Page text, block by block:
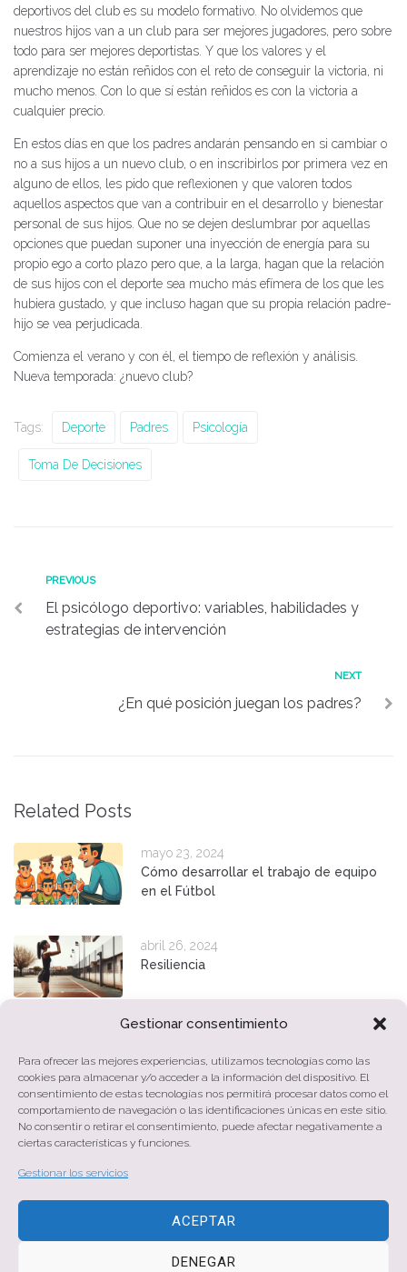
Gestionar consentimiento
Para ofrecer las mejores experiencias, utilizamos tecnologías como las
cookies para almacenar y/o acceder a la información del dispositivo. El
consentimiento de estas tecnologías nos permitirá procesar datos como el
comportamiento de navegación o las identificaciones únicas en este sitio.
No consentir o retirar el consentimiento, puede afectar negativamente a
ciertas características y funciones.
Gestionar los servicios
ACEPTAR
DENEGAR
deportivos del club es su modelo formativo. No olvidemos que
nuestros hijos van a un club para ser mejores jugadores, pero sobre
todo para ser mejores deportistas. Y que los valores y el
aprendizaje no están reñidos con el reto de conseguir la victoria, ni
mucho menos. Con lo que sí están reñidos es con la victoria a
cualquier precio.
En estos días en que los padres andarán pensando en si cambiar o
no a sus hijos a un nuevo club, o en inscribirlos por primera vez en
alguno de ellos, les pido que reflexionen y que valoren todos
aquellos aspectos que van a contribuir en el desarrollo y bienestar
personal de sus hijos. Que no se dejen deslumbrar por aquellas
opciones que puedan suponer una inyección de energía para su
propio ego a corto plazo pero que, a la larga, hagan que la relación
de sus hijos con el deporte sea mucho más efímera de los que les
hubiera gustado, y que incluso hagan que su propia relación padre-
hijo se vea perjudicada.
Comienza el verano y con él, el tiempo de reflexión y análisis.
Nueva temporada: ¿nuevo club?
Tags: Deporte Padres Psicología
Toma De Decisiones
Navegación
de
entradas
Previous
PREVIOUS
El psicólogo deportivo: variables, habilidades y
estrategias de intervención
NEXT
¿En qué posición juegan los padres?
Related Posts
mayo 23, 2024
Cómo desarrollar el trabajo de equipo
en el Fútbol
abril 26, 2024
Resiliencia
Atención y rendimiento deportivo
diciembre 26, 2023
El ladrón de padres